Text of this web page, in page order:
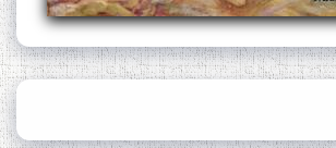
Сайри Дарвоз бо Мӯъмин